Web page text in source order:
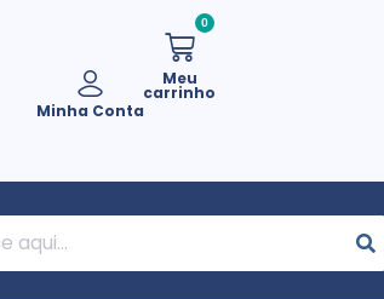
Minha Conta
0
Meu
carrinho